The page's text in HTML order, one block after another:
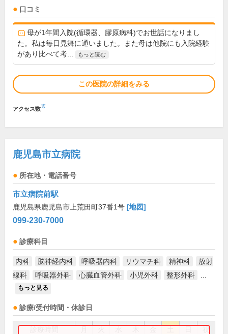
口コミ
母が1年間入院(循環器、膠原病科)でお世話になりまし
た。私は毎日見舞に通いました。また母は他院にも入院経験
があり比べて考...
もっと読む
この医院の詳細をみる
アクセス数※
鹿児島市立病院
所在地・電話番号
市立病院前駅
鹿児島県鹿児島市上荒田町37番1号 [地図]
099-230-7000
診療科目
内科 脳神経内科 呼吸器内科 リウマチ科 精神科
放射
線科
呼吸器外科 心臓血管外科 小児外科 整形外科
もっと見る
診療/受付時間・休診日
祝